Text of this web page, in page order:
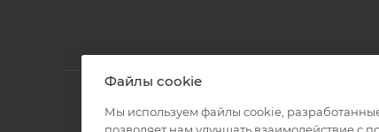
Файлы cookie
Мы используем файлы cookie,